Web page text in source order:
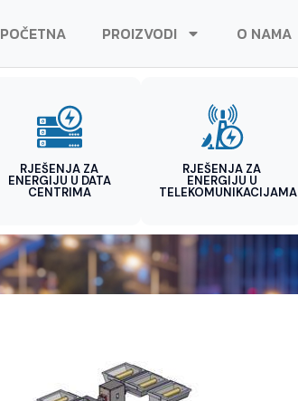
POČETNA PROIZVODI O NAMA
RJEŠENJA ZA
ENERGIJU U DATA
CENTRIMA
RJEŠENJA ZA
ENERGIJU U
TELEKOMUNIKACIJAMA